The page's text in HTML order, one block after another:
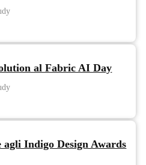
al Fabric AI Day
agli Indigo Design Awards